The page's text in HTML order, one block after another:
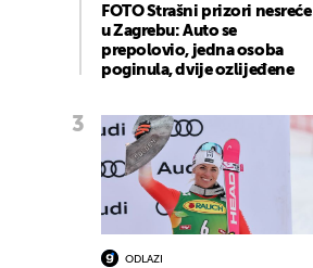
FOTO Strašni prizori nesreće
u Zagrebu: Auto se
prepolovio, jedna osoba
poginula, dvije ozlijeđene
ODLAZI